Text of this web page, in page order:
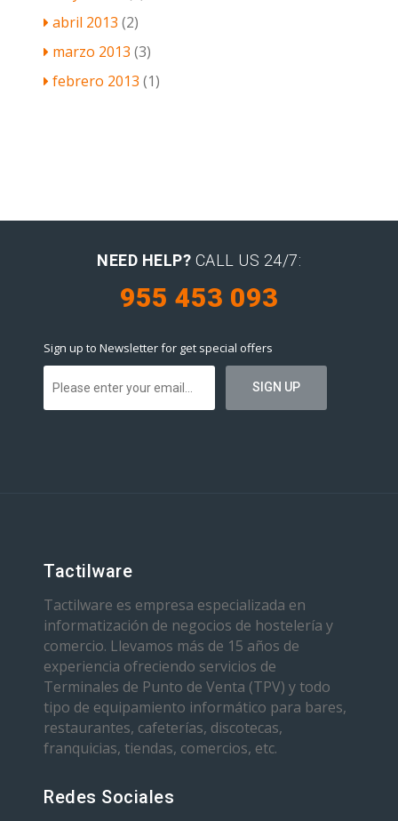
abril 2013 (2)
marzo 2013 (3)
febrero 2013 (1)
NEED HELP? CALL US 24/7:
955 453 093
Sign up to Newsletter for get special offers
Tactilware
Tactilware es empresa especializada en
informatización de negocios de hostelería y
comercio. Llevamos más de 15 años de
experiencia ofreciendo servicios de
Terminales de Punto de Venta (TPV) y todo
tipo de equipamiento informático para bares,
restaurantes, cafeterías, discotecas,
franquicias, tiendas, comercios, etc.
Redes Sociales